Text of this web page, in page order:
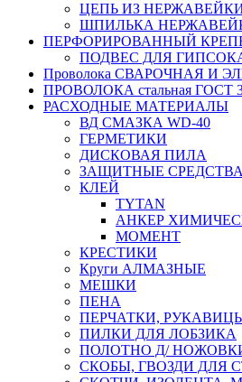
ЦЕПЬ ИЗ
ШПИЛЬКА
ПЕРФОРИРОВАННЫЙ
ПОДВЕС ДЛЯ
Проволока СВАРОЧНАЯ И
ПРОВОЛОКА стальная ГОСТ
РАСХОДНЫЕ МАТЕРИАЛЫ
ВД СМАЗКА WD-40
ГЕРМЕТИКИ
ДИСКОВАЯ ПИЛА
ЗАЩИТНЫЕ СРЕДСТВА
КЛЕЙ
TYTAN
АНКЕР
МОМЕНТ
КРЕСТИКИ
Круги АЛМАЗНЫЕ
МЕШКИ
ПЕНА
ПЕРЧАТКИ,
ПИЛКИ ДЛЯ ЛОБЗИКА
ПОЛОТНО Д/
СКОБЫ, ГВОЗДИ ДЛЯ